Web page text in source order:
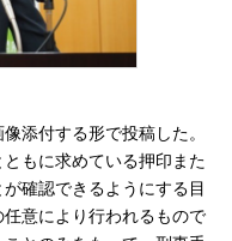
添付する形で投稿した。
もに求めている押印また
確認できるようにする目
意により行われるもので